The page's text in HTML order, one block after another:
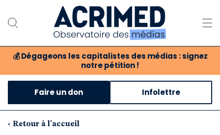
💰 Dégageons les capitalistes des médias : signez
notre pétition !
Notre association
Notre critique des médias
Nos propositions
Faire un don Infolettre
‹ Retour à l'accueil